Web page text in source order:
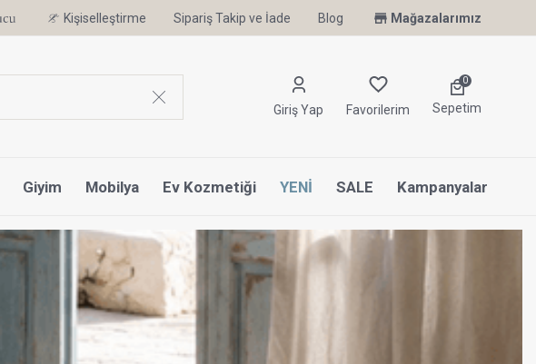
Uyku Uzmanı Othello Şimdi Penelope'de
Kişiselleştirme Sipariş Takip ve İade Blog Mağazalarımız
Giriş Yap Favorilerim
0
Sepetim
Giyim Mobilya Ev Kozmetiği YENİ SALE Kampanyalar